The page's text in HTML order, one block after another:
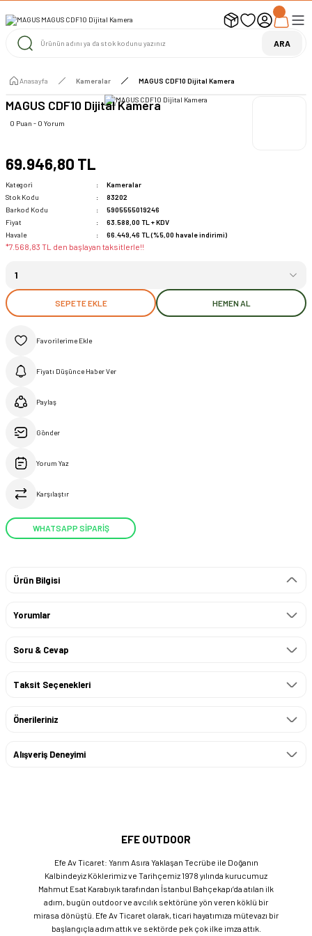
UYARI ! KARGOLAR 13 TEMMUZ 2026 YAPILACAK
1000 TL ve Üzeri Ücretsiz Kargo 1000 TL ve Üzeri Ücretsiz Kargo ARA
Anasayfa Kameralar MAGUS CDF10 Dijital Kamera
MAGUS CDF10 Dijital Kamera
0 Puan - 0 Yorum
69.946,80 TL
Kategori
Kameralar
Stok Kodu
83202
Barkod Kodu
5905555019246
Fiyat
63.588,00 TL + KDV
Havale
66.449,46 TL (%5,00 havale indirimi)
*7.568,83 TL den başlayan taksitlerle!!
SEPETE EKLE HEMEN AL
Fiyatı Düşünce Haber Ver
Paylaş
Gönder
Yorum Yaz
Karşılaştır
WHATSAPP SİPARİŞ
Ürün Bilgisi
Yorumlar
Soru & Cevap
Taksit Seçenekleri
Önerileriniz
Alışveriş Deneyimi
EFE OUTDOOR
Efe Av Ticaret: Yarım Asıra Yaklaşan Tecrübe ile Doğanın
Kalbindeyiz Köklerimiz ve Tarihçemiz 1978 yılında kurucumuz
Mahmut Esat Karabıyık tarafından İstanbul Bahçekapı’da atılan ilk
adım, bugün outdoor ve avcılık sektörüne yön veren köklü bir
mirasa dönüştü. Efe Av Ticaret olarak, ticari hayatımıza mütevazı bir
başlangıçla adım attık ve sektörde pek çok ilke imza attık.